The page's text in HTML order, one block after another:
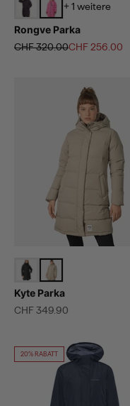
+ 1 weitere
Rongve Parka
Regulärer Preis
CHF 320.00Angebot
CHF 256.00
Kyte Parka
Angebot
CHF 349.90
20% RABATT